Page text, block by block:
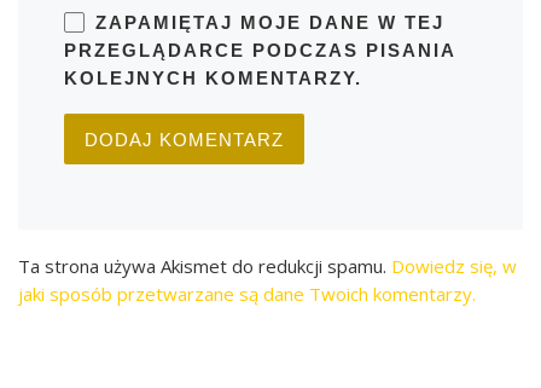
ZAPAMIĘTAJ MOJE DANE W TEJ
PRZEGLĄDARCE PODCZAS PISANIA
KOLEJNYCH KOMENTARZY.
Ta strona używa Akismet do redukcji spamu. Dowiedz się, w
jaki sposób przetwarzane są dane Twoich komentarzy.